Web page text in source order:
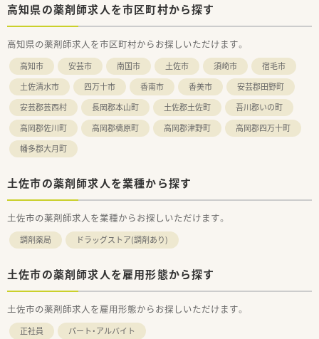
高知県の薬剤師求人を市区町村から探す
高知県の薬剤師求人を市区町村からお探しいただけます。
高知市 安芸市 南国市 土佐市 須崎市
宿毛市
土佐清水市
四万十市 香南市 香美市
安芸郡田野町
安芸郡芸西村
長岡郡本山町 土佐郡土佐町
吾川郡いの町
高岡郡佐川町
高岡郡檮原町 高岡郡津野町
高岡郡四万十町
幡多郡大月町
土佐市の薬剤師求人を業種から探す
土佐市の薬剤師求人を業種からお探しいただけます。
調剤薬局 ドラッグストア(調剤あり)
土佐市の薬剤師求人を雇用形態から探す
土佐市の薬剤師求人を雇用形態からお探しいただけます。
正社員 パート・アルバイト